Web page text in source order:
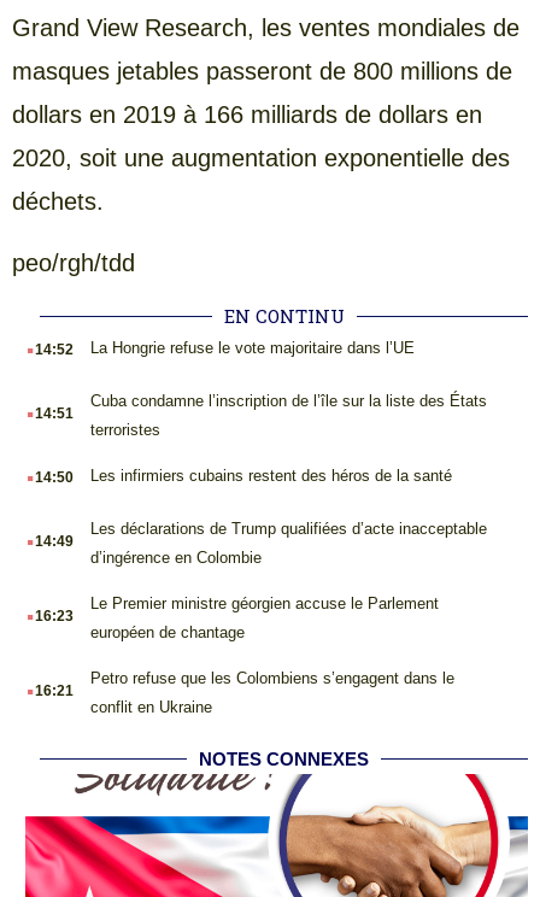
Grand View Research, les ventes mondiales de
masques jetables passeront de 800 millions de
dollars en 2019 à 166 milliards de dollars en
2020, soit une augmentation exponentielle des
déchets.
peo/rgh/tdd
EN CONTINU
.14:52 La Hongrie refuse le vote majoritaire dans l’UE
.14:51
Cuba condamne l’inscription de l’île sur la liste des États
terroristes
.14:50 Les infirmiers cubains restent des héros de la santé
.14:49
Les déclarations de Trump qualifiées d’acte inacceptable
d’ingérence en Colombie
.16:23
Le Premier ministre géorgien accuse le Parlement
européen de chantage
.16:21
Petro refuse que les Colombiens s’engagent dans le
conflit en Ukraine
NOTES CONNEXES